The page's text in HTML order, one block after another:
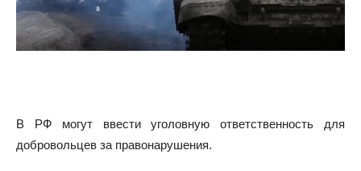
В РФ могут ввести уголовную ответственность для
добровольцев за правонарушения.